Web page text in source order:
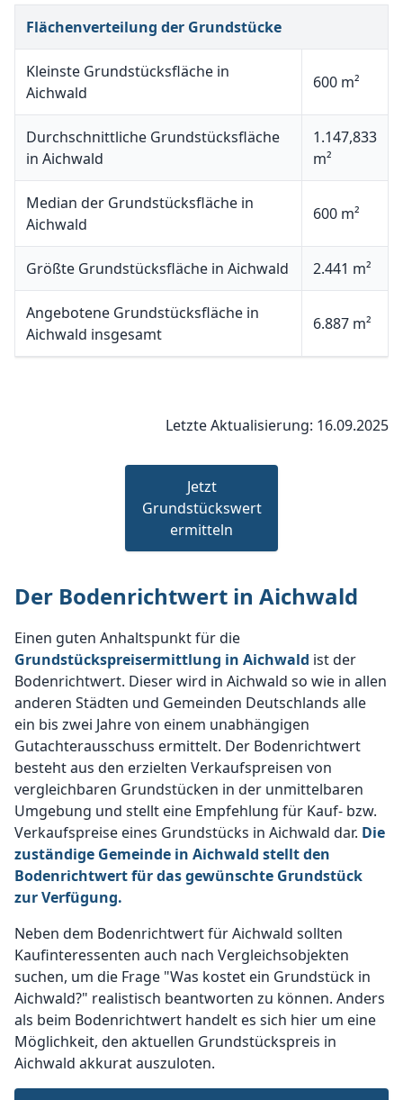
Flächenverteilung der Grundstücke
Kleinste Grundstücksfläche in
Aichwald
600 m²
Durchschnittliche Grundstücksfläche
in Aichwald
1.147,833
m²
Median der Grundstücksfläche in
Aichwald
600 m²
Größte Grundstücksfläche in Aichwald 2.441 m²
Angebotene Grundstücksfläche in
Aichwald insgesamt
6.887 m²
Letzte Aktualisierung: 16.09.2025
Jetzt
Grundstückswert
ermitteln
Der Bodenrichtwert in Aichwald
Einen guten Anhaltspunkt für die
Grundstückspreisermittlung in Aichwald ist der
Bodenrichtwert. Dieser wird in Aichwald so wie in allen
anderen Städten und Gemeinden Deutschlands alle
ein bis zwei Jahre von einem unabhängigen
Gutachterausschuss ermittelt. Der Bodenrichtwert
besteht aus den erzielten Verkaufspreisen von
vergleichbaren Grundstücken in der unmittelbaren
Umgebung und stellt eine Empfehlung für Kauf- bzw.
Verkaufspreise eines Grundstücks in Aichwald dar. Die
zuständige Gemeinde in Aichwald stellt den
Bodenrichtwert für das gewünschte Grundstück
zur Verfügung.
Neben dem Bodenrichtwert für Aichwald sollten
Kaufinteressenten auch nach Vergleichsobjekten
suchen, um die Frage "Was kostet ein Grundstück in
Aichwald?" realistisch beantworten zu können. Anders
als beim Bodenrichtwert handelt es sich hier um eine
Möglichkeit, den aktuellen Grundstückspreis in
Aichwald akkurat auszuloten.